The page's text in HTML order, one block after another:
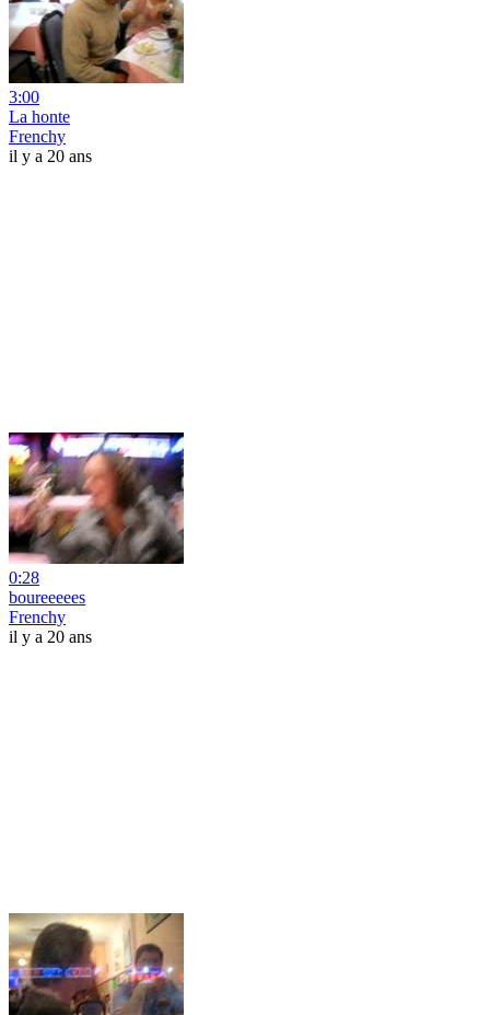
3:00
La honte
Frenchy
il y a 20 ans
0:28
boureeeees
Frenchy
il y a 20 ans